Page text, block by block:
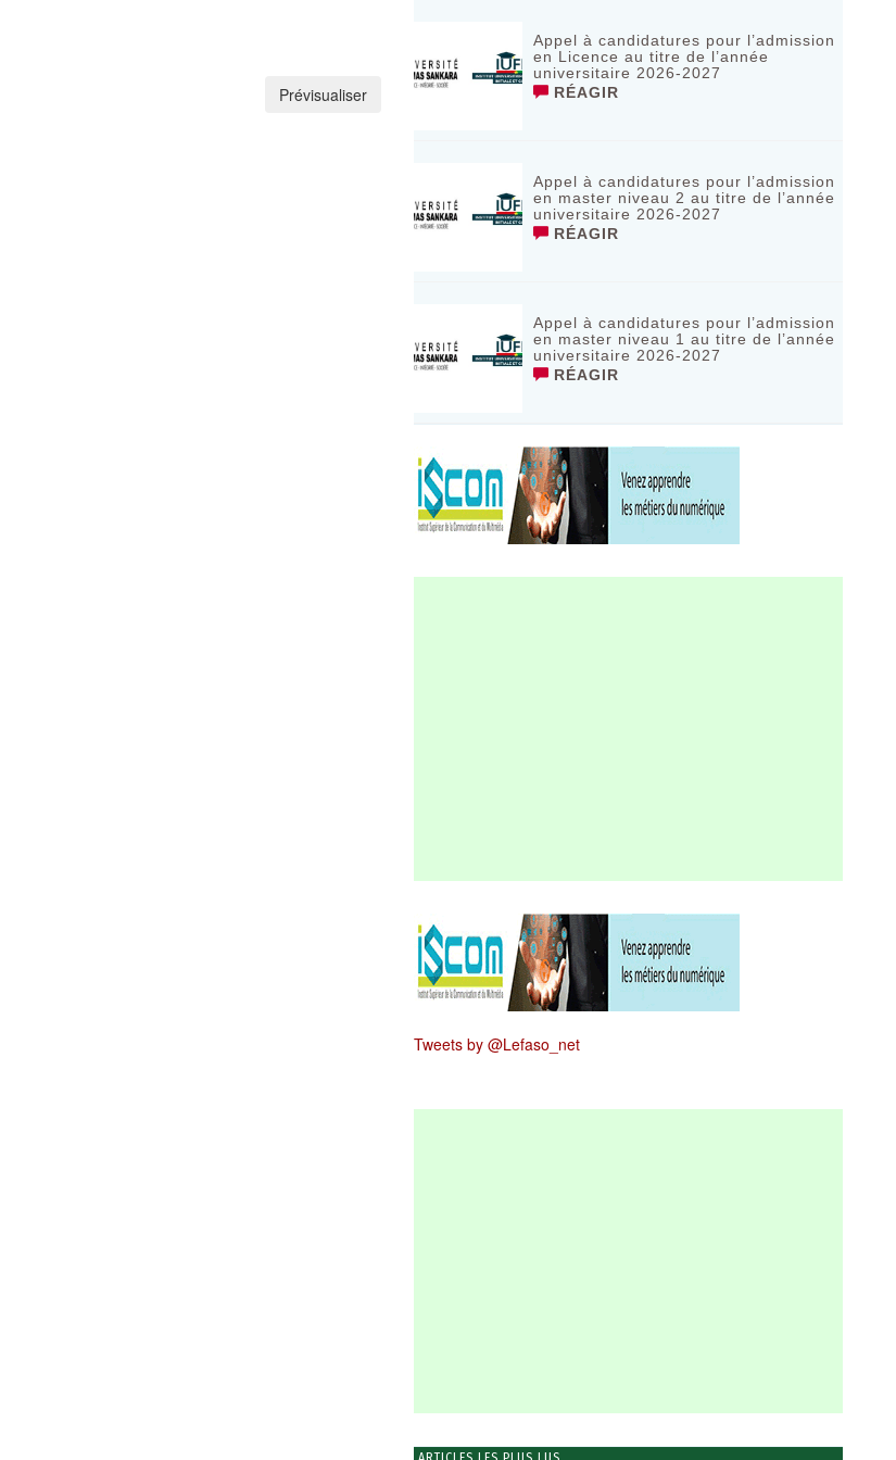
Appel à candidatures pour l’admission
en Licence au titre de l’année
universitaire 2026-2027
RÉAGIR
Appel à candidatures pour l’admission
en master niveau 2 au titre de l’année
universitaire 2026-2027
RÉAGIR
Appel à candidatures pour l’admission
en master niveau 1 au titre de l’année
universitaire 2026-2027
RÉAGIR
Tweets by @Lefaso_net